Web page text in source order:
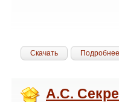
Скачать Подробнее
А.С.